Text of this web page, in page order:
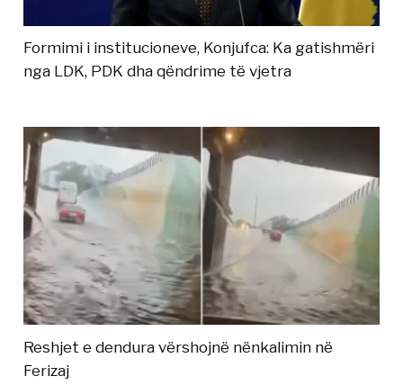
Formimi i institucioneve, Konjufca: Ka gatishmëri
nga LDK, PDK dha qëndrime të vjetra
Reshjet e dendura vërshojnë nënkalimin në
Ferizaj